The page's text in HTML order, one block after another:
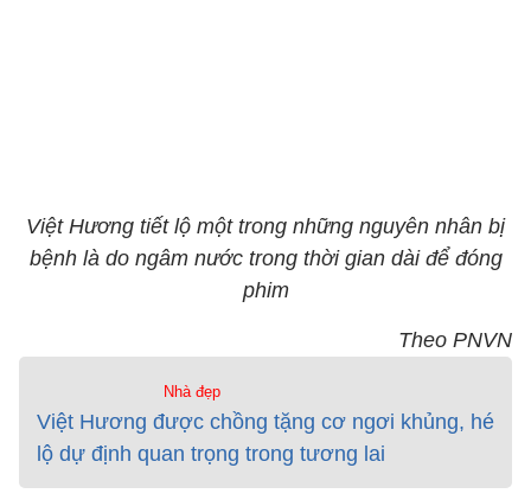
Việt Hương tiết lộ một trong những nguyên nhân bị
bệnh là do ngâm nước trong thời gian dài để đóng
phim
Theo PNVN
Nhà đẹp
Việt Hương được chồng tặng cơ ngơi khủng, hé
lộ dự định quan trọng trong tương lai